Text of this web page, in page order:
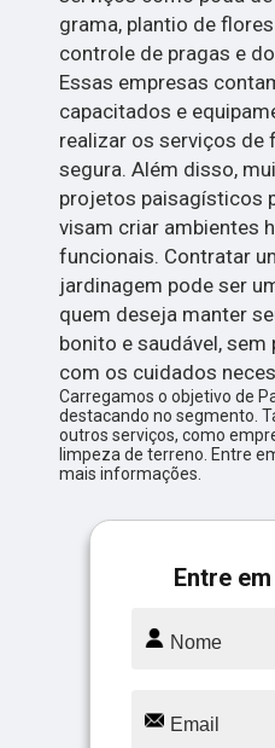
grama, plantio de
controle de pragas e
Essas empresas
capacitados e
realizar os serviços de
segura. Além disso,
projetos paisagísticos
visam criar ambientes
funcionais. Contratar
jardinagem pode ser
quem deseja manter
bonito e saudável,
com os cuidados
Carregamos o objetivo de
destacando no segmento.
outros serviços, como
limpeza de terreno. Entre
mais informações.
Entre